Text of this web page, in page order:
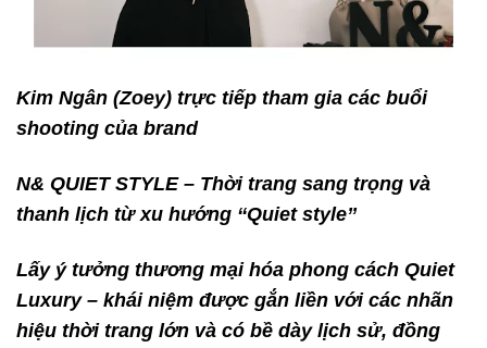
Kim Ngân (Zoey) trực tiếp tham gia các buổi
shooting của brand
N& QUIET STYLE – Thời trang sang trọng và
thanh lịch từ xu hướng ‘‘Quiet style’’
Lấy ý tưởng thương mại hóa phong cách Quiet
Luxury – khái niệm được gắn liền với các nhãn
hiệu thời trang lớn và có bề dày lịch sử, đồng